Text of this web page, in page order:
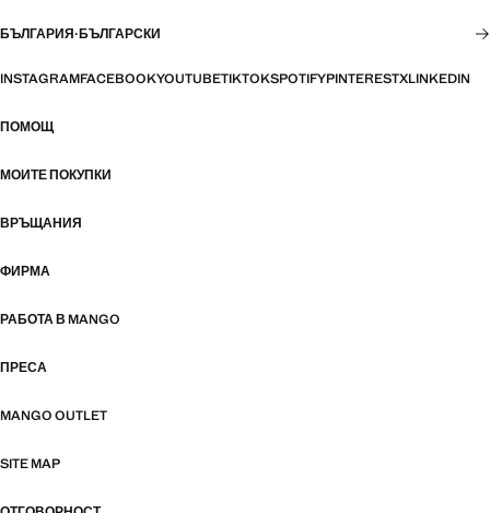
БЪЛГАРИЯ·БЪЛГАРСКИ
INSTAGRAMFACEBOOKYOUTUBETIKTOKSPOTIFYPINTERESTXLINKEDIN
ПОМОЩ
МОИТЕ ПОКУПКИ
ВРЪЩАНИЯ
ФИРМА
РАБОТА В MANGO
ПРЕСА
MANGO OUTLET
SITE MAP